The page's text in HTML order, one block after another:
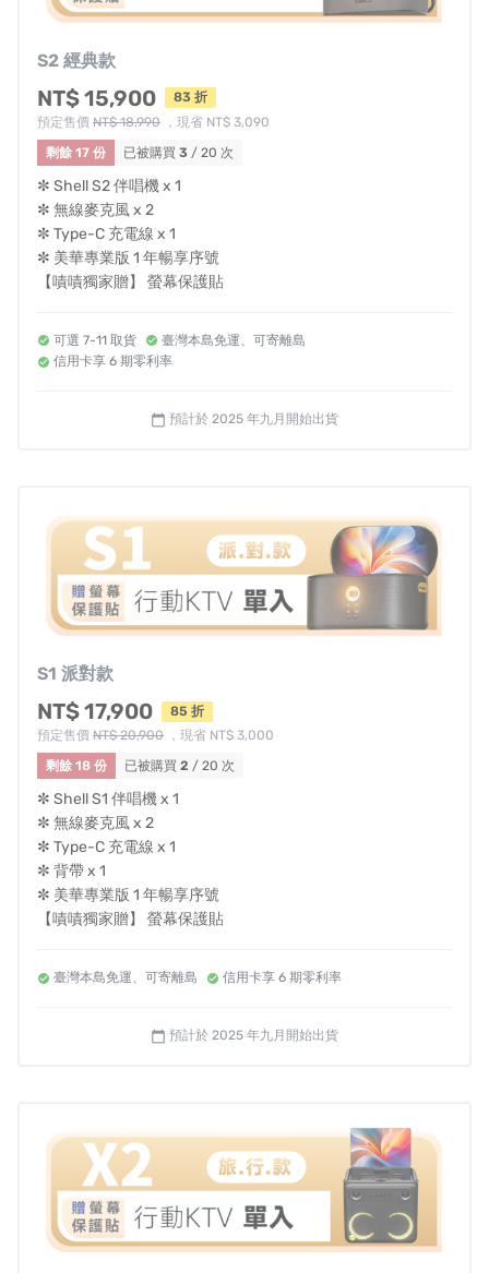
高音質澎湃音浪！開到最大聲都
低頻渾厚有力，高頻清亮不刺耳，中頻自然飽滿
移動好幫手貼心設計讓你隨走隨唱
（以上為螢幕 ON 續航數據）
螢幕 OFF：X1 10H｜X2 11H
有效抑制背景噪音，清晰捕捉 你的聲音
自帶炫光舞台感！最懂營造氛圍的K歌神器！
S2 經典款
NT$ 15,900
83 折
預定售價 NT$ 18,990 ，現省 NT$ 3,090
剩餘 17 份
已被購買 3 / 20 次
✼ Shell S2 伴唱機 x 1
✼ 無線麥克風 x 2
✼ Type-C 充電線 x 1
✼ 美華專業版 1 年暢享序號
【嘖嘖獨家贈】 螢幕保護貼
可選 7-11 取貨
臺灣本島免運、可寄離島
信用卡享 6 期零利率
calendar_today 預計於 2025 年九月開始出貨
S1 派對款
NT$ 17,900
85 折
預定售價 NT$ 20,900 ，現省 NT$ 3,000
剩餘 18 份
已被購買 2 / 20 次
✼ Shell S1 伴唱機 x 1
✼ 無線麥克風 x 2
✼ Type-C 充電線 x 1
✼ 背帶 x 1
✼ 美華專業版 1 年暢享序號
【嘖嘖獨家贈】 螢幕保護貼
臺灣本島免運、可寄離島 信用卡享 6 期零利率
calendar_today 預計於 2025 年九月開始出貨